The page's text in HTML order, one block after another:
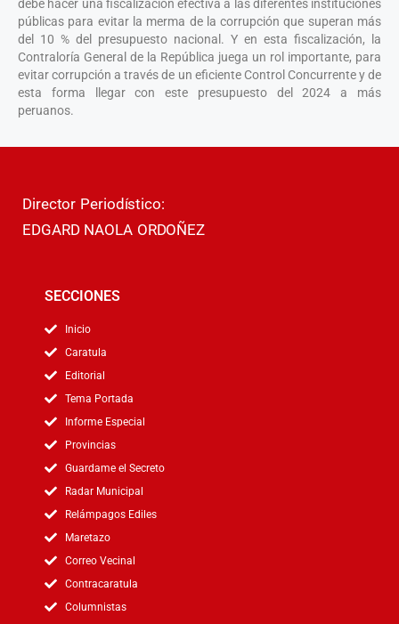
debe hacer una fiscalización efectiva a las diferentes instituciones
públicas para evitar la merma de la corrupción que superan más
del 10 % del presupuesto nacional. Y en esta fiscalización, la
Contraloría General de la República juega un rol importante, para
evitar corrupción a través de un eficiente Control Concurrente y de
esta forma llegar con este presupuesto del 2024 a más
peruanos.
Director Periodístico:
EDGARD NAOLA ORDOÑEZ
SECCIONES
Inicio
Caratula
Editorial
Tema Portada
Informe Especial
Provincias
Guardame el Secreto
Radar Municipal
Relámpagos Ediles
Maretazo
Correo Vecinal
Contracaratula
Columnistas